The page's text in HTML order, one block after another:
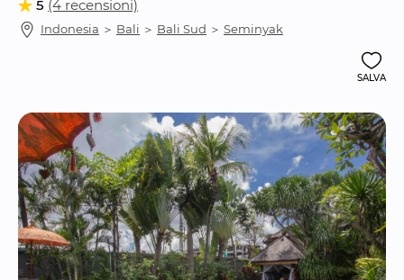
5 (4 recensioni)
Indonesia ＞ Bali ＞ Bali Sud ＞ Seminyak
SALVA